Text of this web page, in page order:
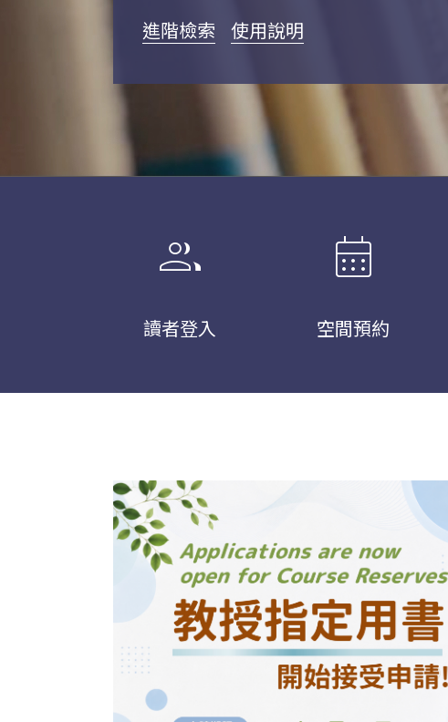
進階檢索 使用說明
group
讀者登入
calendar_month
空間預約